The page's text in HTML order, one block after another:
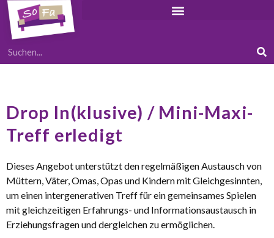
Drop In(klusive) / Mini-Maxi-
Treff erledigt
Dieses Angebot unterstützt den regelmäßigen Austausch von
Müttern, Väter, Omas, Opas und Kindern mit Gleichgesinnten,
um einen intergenerativen Treff für ein gemeinsames Spielen
mit gleichzeitigen Erfahrungs- und Informationsaustausch in
Erziehungsfragen und dergleichen zu ermöglichen.